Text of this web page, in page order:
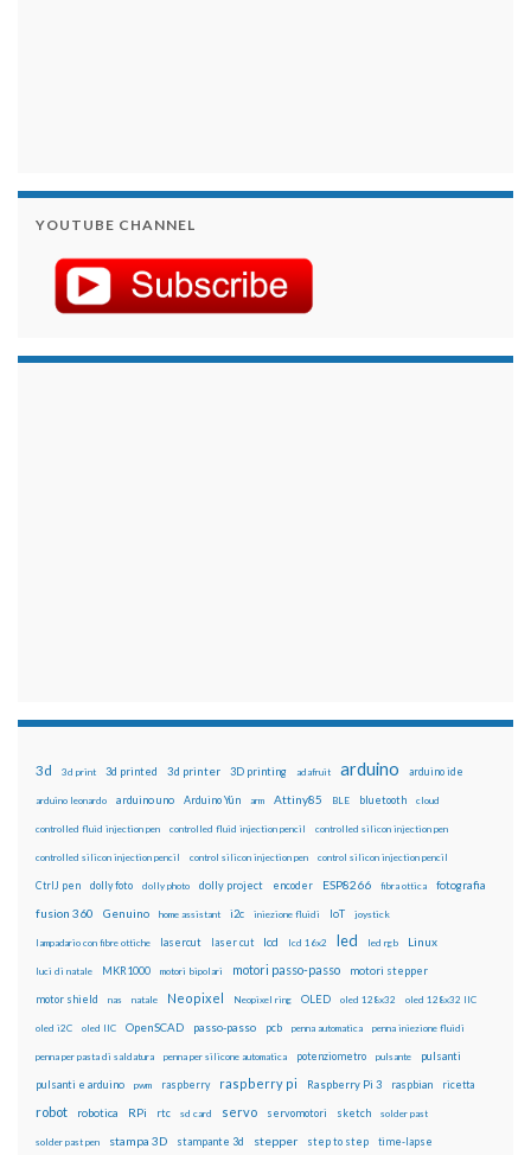
YOUTUBE CHANNEL
3d 3d print 3d printed 3d printer 3D printing adafruit arduino arduino ide
arduino leonardo arduino uno Arduino Yún arm Attiny85 BLE bluetooth cloud
controlled fluid injection pen controlled fluid injection pencil controlled silicon injection pen
controlled silicon injection pencil control silicon injection pen control silicon injection pencil
CtrlJ pen dolly foto dolly photo dolly project encoder ESP8266 fibra ottica fotografia
fusion 360 Genuino home assistant i2c iniezione fluidi IoT joystick
lampadario con fibre ottiche lasercut laser cut lcd lcd 16x2 led led rgb Linux
luci di natale MKR1000 motori bipolari motori passo-passo motori stepper
motor shield nas natale Neopixel Neopixel ring OLED oled 128x32 oled 128x32 IIC
oled i2C oled IIC OpenSCAD passo-passo pcb penna automatica penna iniezione fluidi
penna per pasta di saldatura penna per silicone automatica potenziometro pulsante pulsanti
pulsanti e arduino pwm raspberry raspberry pi Raspberry Pi 3 raspbian ricetta
robot robotica RPi rtc sd card servo servomotori sketch solder past
solder past pen stampa 3D stampante 3d stepper step to step time-lapse